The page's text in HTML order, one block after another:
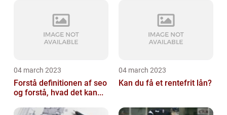
04 march 2023
Forstå definitionen af seo
og forstå, hvad det kan...
04 march 2023
Kan du få et rentefrit lån?